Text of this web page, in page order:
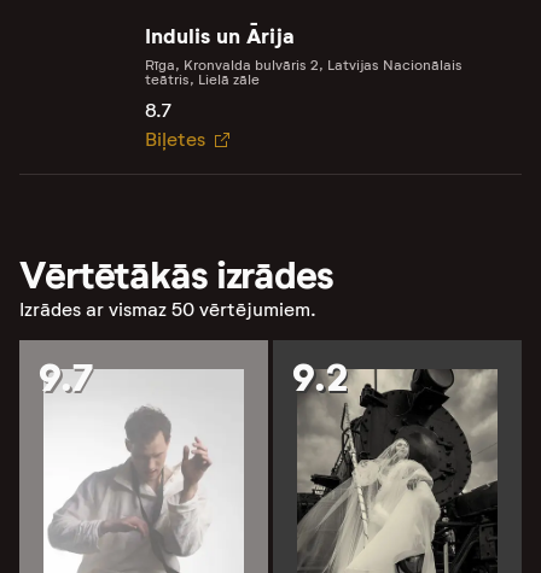
Indulis un Ārija
Rīga, Kronvalda bulvāris 2, Latvijas Nacionālais
teātris, Lielā zāle
8.7
Biļetes
Vērtētākās izrādes
Izrādes ar vismaz 50 vērtējumiem.
9.7 9.2